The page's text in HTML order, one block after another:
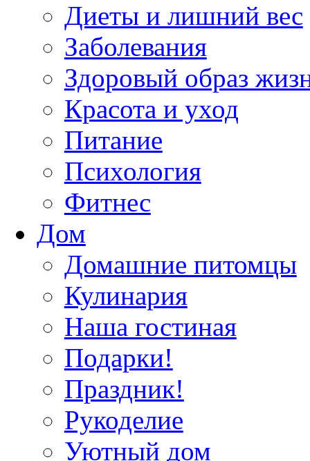
Диеты и лишний вес
Заболевания
Здоровый образ
Красота и уход
Питание
Психология
Фитнес
Дом
Домашние питомцы
Кулинария
Наша гостиная
Подарки!
Праздник!
Рукоделие
Уютный дом